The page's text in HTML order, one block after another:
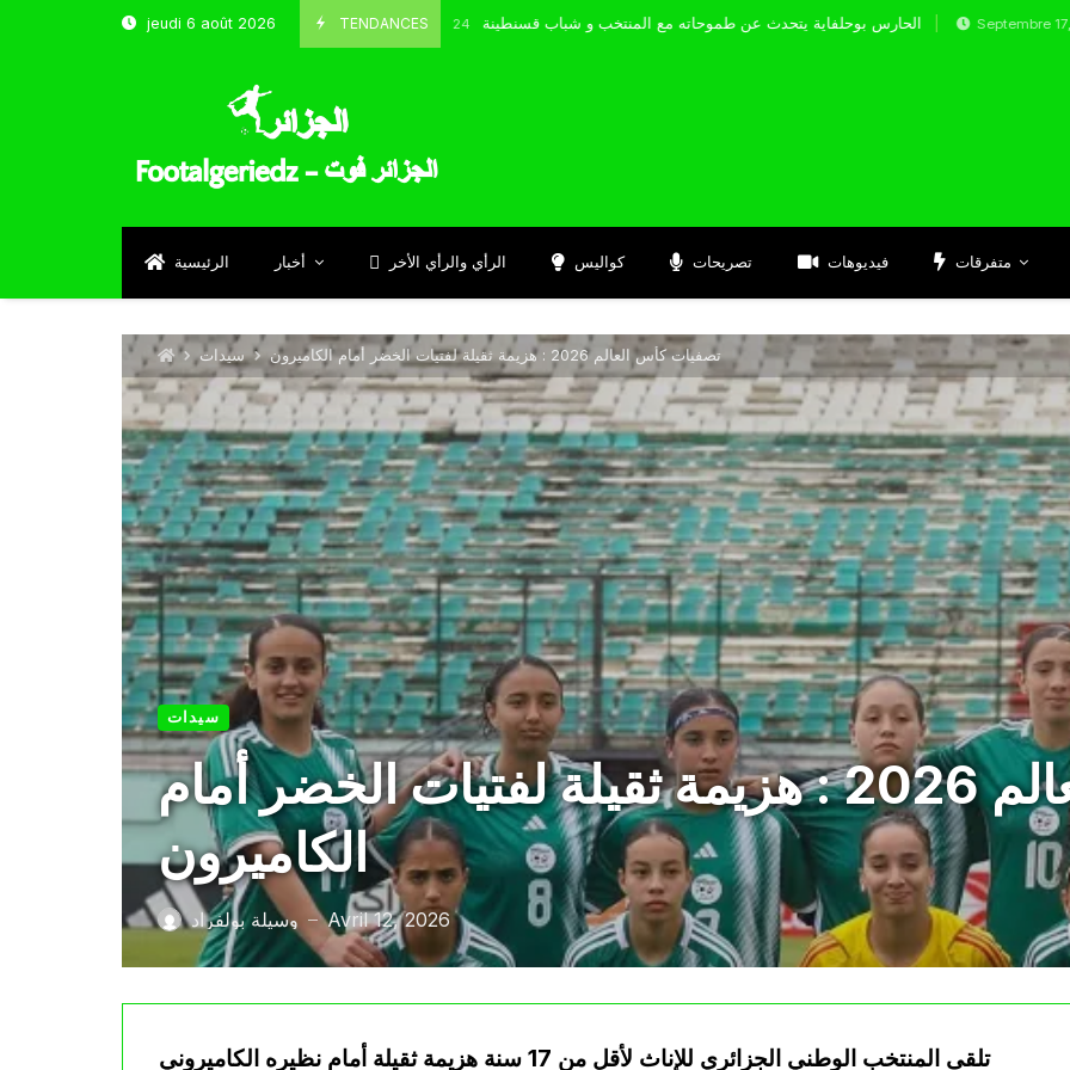
jeudi 6 août 2026 TENDANCES
Octobre 8, 2024 الحارس بوحلفاية يتحدث عن طموحاته مع المنتخب و شباب قسنطينة Septembre 17, 2024
الرئيسية أخبار الرأي والرأي الأخر كواليس تصريحات فيديوهات متفرقات
سيدات تصفيات كأس العالم 2026 : هزيمة ثقيلة لفتيات الخضر أمام الكاميرون
سيدات
تصفيات كأس العالم 2026 : هزيمة ثقيلة لفتيات الخضر أمام
الكاميرون
وسيلة بولفراد — Avril 12, 2026
تلقى المنتخب الوطني الجزائري للإناث لأقل من 17 سنة هزيمة ثقيلة أمام نظيره الكاميروني